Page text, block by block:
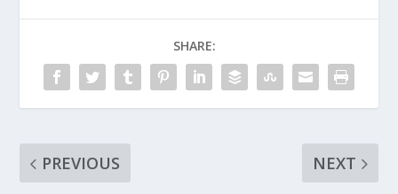
SHARE:
PREVIOUS
NEXT